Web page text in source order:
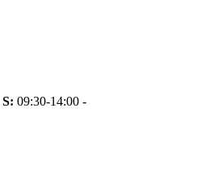
S: 09:30-14:00 -